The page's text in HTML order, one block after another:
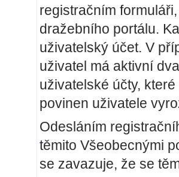
registračním
dražebního portálu.
uživatelský účet. V
uživatel má aktivní
uživatelské účty,
povinen uživatele
Odesláním
těmito Všeobecnými
se zavazuje, že se